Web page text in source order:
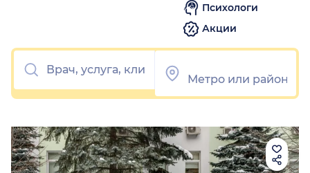
Психологи
Акции